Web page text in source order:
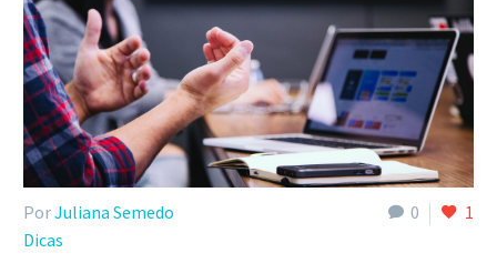
0 1
PorJuliana Semedo
Dicas